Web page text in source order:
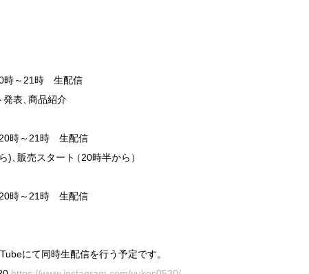
～21時　生配信
発表、商品紹介
時～21時　生配信
) 、販売スタート（20時半から ）
時～21時　生配信
にて同時生配信を行う予定です。